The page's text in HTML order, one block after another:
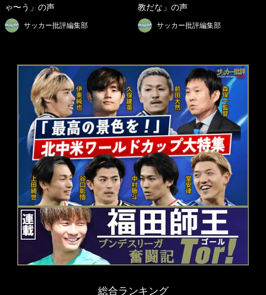
ゃ〜う」の声
サッカー批評編集部
教だな」の声
サッカー批評編集部
総合ランキング